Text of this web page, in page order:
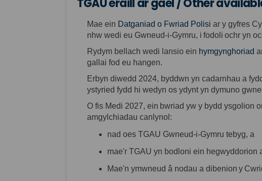
TGAU eraill ar gael / Other
Mae ein Datganiad o Fwriad Polisi ary gyfres
nhw wedi eu Gwneud-i-Gymru, i fodoli ochr yn
Rydym bellach wedi lansio ein hymgynghoriad
gallai fod eu hangen.
Erbyn diwedd 2024, byddwn yn cadarnhau a
ystyried fydd hi wedyn os ydynt yn dymuno
O fisMedi 2027, ein bwriad ywy bydd ysgolion
amgylchiadau canlynol :
nad oesTGAU Gwneud-i-Gymru tebyg, a
mae'rTGAU yn bodloni ein hegwyddorion
Mae'n ymwneud â nodau a dibenion y